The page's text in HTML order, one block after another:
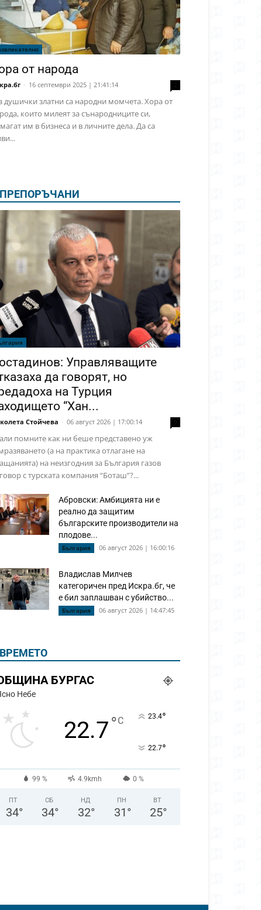
от народа
- 16 септември 2025 | 21:41:14
душички златни са народни момчета. Хора от
които милеят за сънародниците си,
им в бизнеса и в личните дела. Да са
ПРЕПОРЪЧАНИ
Управляващите
да говорят, но
на Турция
“Хан...
Стойчева - 06 август 2026 | 17:00:14
помните как ни беше представено уж
(а на практика отлагане на
на неизгодния за България газов
с турската компания “Боташ”?...
Абровски: Амбицията ни е
реално да защитим
българските производители на
плодове...
България 06 август 2026 | 16:00:16
Владислав Милчев
категоричен пред Искра.бг, че
е бил заплашван с убийство...
България 06 август 2026 | 14:47:45
ВРЕМЕТО
БУРГАС
Небе
22.7°C 23.4°
22.7°
99 % 4.9kmh 0 %
ПТ
34°
СБ
34°
НД
32°
ПН
31 °
ВТ
25°